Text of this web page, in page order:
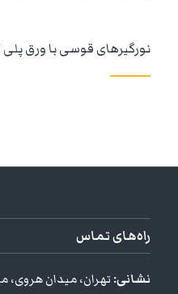
نورگیرهای قوسی با ورق
راه‌های تماس
نشانی: تهران، میدان هروی،